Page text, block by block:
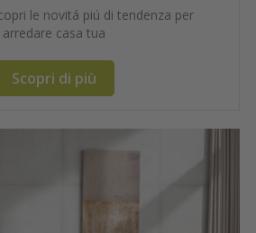
le novitá piú di tendenza per
arredare casa tua
Scopri di più